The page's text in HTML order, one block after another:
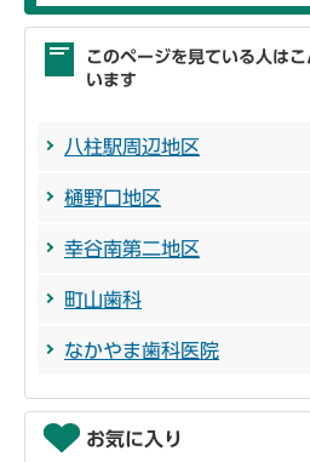
このページを見ている人は
います
八柱駅周辺地区
樋野口地区
幸谷南第二地区
町山歯科
なかやま歯科医院
お気に入り